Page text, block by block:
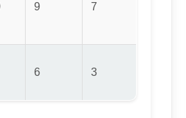
9 7
6 3